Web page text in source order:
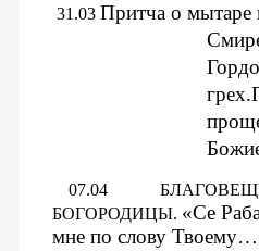
31.03 Притча о мытаре
грех.
07.04
БОГОРОДИЦЫ. «Се
мне по слову